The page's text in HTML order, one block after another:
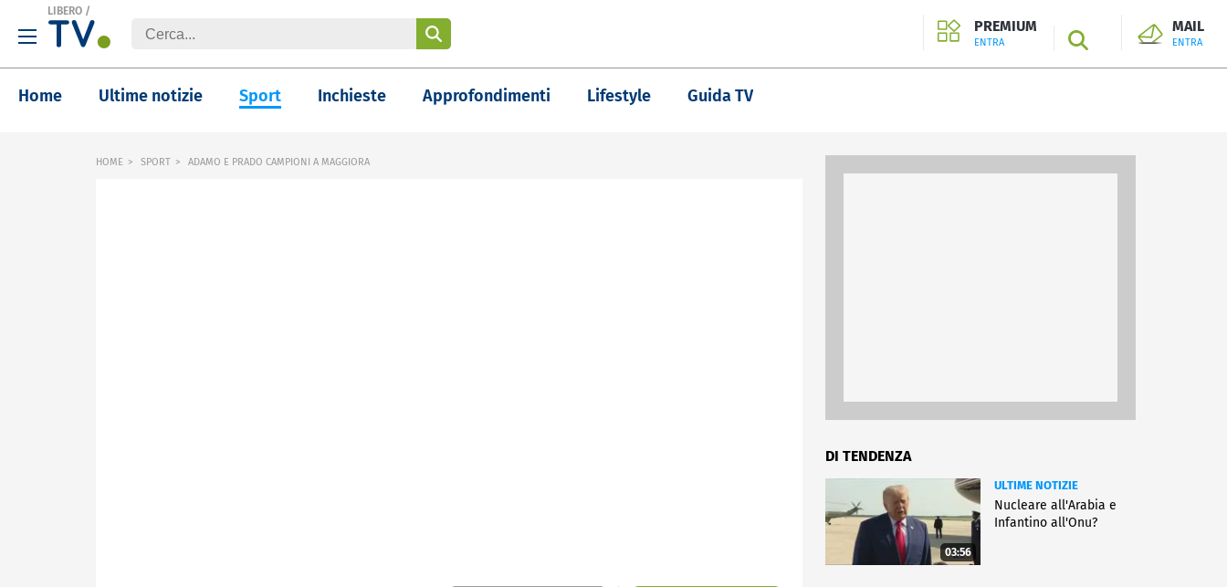
LIBERO /
PREMIUM
ENTRA SEARCH
MAIL
ENTRA
Home Ultime notizie Sport Inchieste Approfondimenti Lifestyle Guida TV
HOME SPORT ADAMO E PRADO CAMPIONI A MAGGIORA
DI TENDENZA
03:56
ULTIME NOTIZIE
Nucleare all'Arabia e
Infantino all'Onu?